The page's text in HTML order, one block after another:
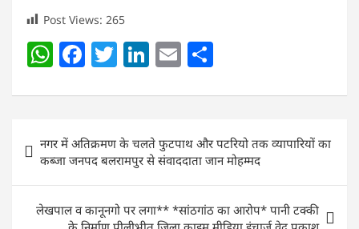
Post Views: 265
W
at
s
A
p
p
F
c
e
b
o
o
T
itt
er
Li
k
e
dI
n
E
ai
l
ar
e
navigation
नगर में अतिक्रमण के चलते फुटपाथ और पटरियो तक व्यापारियों का
कब्जा जनपद बलरामपुर से संवाददाता जान मोहम्मद
लेखपाल व कानूनगो पर लगा** *सांठगांठ का आरोप* पानी टक्की